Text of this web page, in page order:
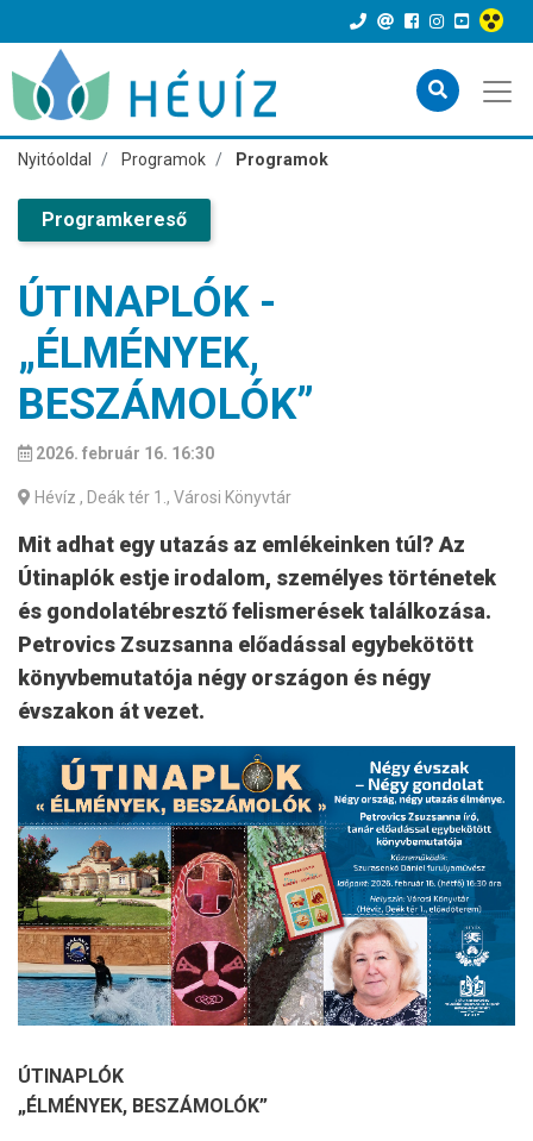
Nyitóoldal Programok Programok
Programkereső
ÚTINAPLÓK -
„ÉLMÉNYEK,
BESZÁMOLÓK”
2026. február 16. 16:30
Hévíz , Deák tér 1., Városi Könyvtár
Mit adhat egy utazás az emlékeinken túl? Az
Útinaplók estje irodalom, személyes történetek
és gondolatébresztő felismerések találkozása.
Petrovics Zsuzsanna előadással egybekötött
könyvbemutatója négy országon és négy
évszakon át vezet.
ÚTINAPLÓK
„ÉLMÉNYEK, BESZÁMOLÓK”